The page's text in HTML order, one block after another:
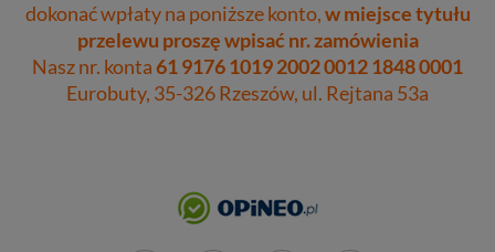
dokonać wpłaty na poniższe konto,w miejsce tytułu
przelewu proszę wpisać nr. zamówienia
Nasz nr. konta61 9176 1019 2002 0012 1848 0001
Eurobuty, 35-326 Rzeszów, ul. Rejtana 53a